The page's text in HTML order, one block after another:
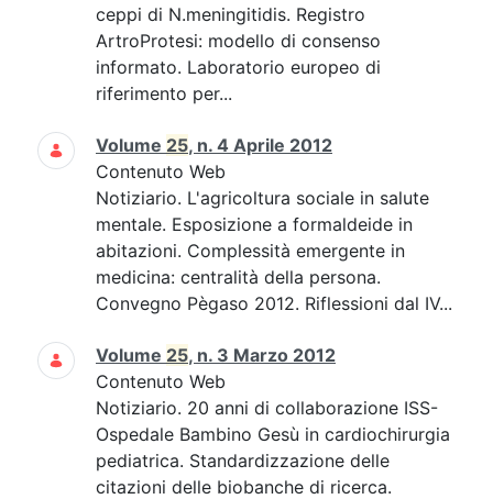
ceppi di N.meningitidis. Registro
ArtroProtesi: modello di consenso
informato. Laboratorio europeo di
riferimento per...
Volume 25, n. 4 Aprile 2012
Contenuto Web
Notiziario. L'agricoltura sociale in salute
mentale. Esposizione a formaldeide in
abitazioni. Complessità emergente in
medicina: centralità della persona.
Convegno Pègaso 2012. Riflessioni dal IV...
Volume 25, n. 3 Marzo 2012
Contenuto Web
Notiziario. 20 anni di collaborazione ISS-
Ospedale Bambino Gesù in cardiochirurgia
pediatrica. Standardizzazione delle
citazioni delle biobanche di ricerca.